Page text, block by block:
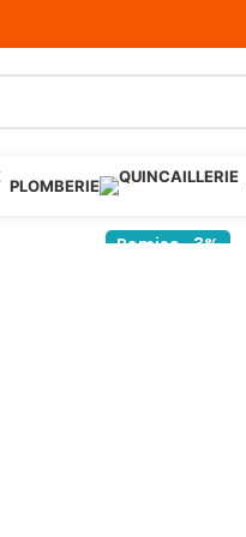
PLOMBERIE
Remise -3%